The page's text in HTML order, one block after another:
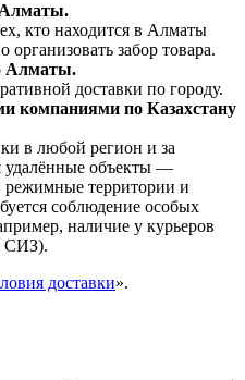
Алматы.
кто находится в Алматы
организовать забор товара.
Алматы.
доставки по городу.
компаниями по Казахстану
в любой регион и за
удалённые объекты —
режимные территории и
соблюдение особых
наличие у курьеров
СИЗ).
доставки».